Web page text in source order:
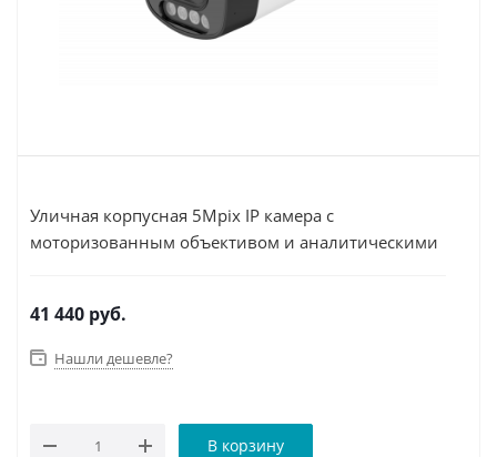
Уличная корпусная 5Mpix IP камера с
моторизованным объективом и аналитическими
41 440 руб.
Нашли дешевле?
В корзину